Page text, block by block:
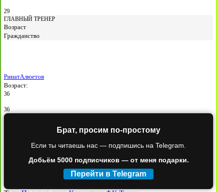
29
ГЛАВНЫЙ ТРЕНЕР
Возраст
Гражданство
РинатАлюетов
Возраст:
36
36
Брат, просим по-простому
Если ты читаешь нас — подпишись на Telegram.
Добьём 5000 подписчиков — от меня подарки.
Перейти в Telegram